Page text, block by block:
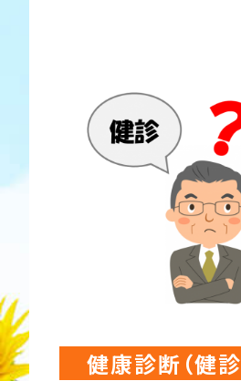
健康診断（健